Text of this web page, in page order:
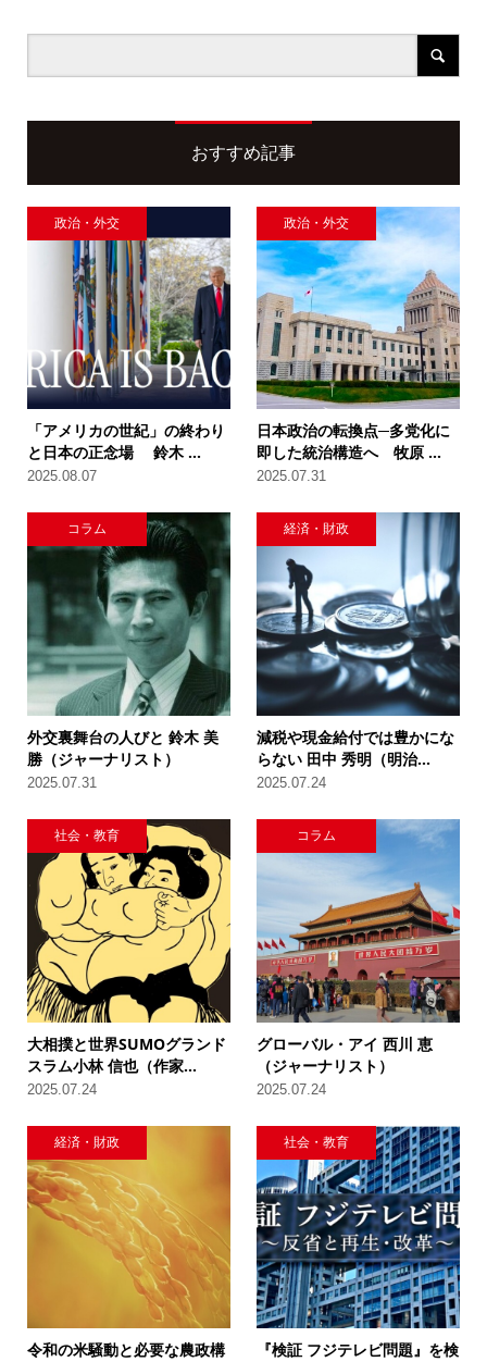
おすすめ記事
政治・外交
「アメリカの世紀」の終わり
と日本の正念場 鈴木 ...
2025.08.07
政治・外交
日本政治の転換点─多党化に
即した統治構造へ 牧原 ...
2025.07.31
コラム
外交裏舞台の人びと 鈴木 美
勝（ジャーナリスト）
2025.07.31
経済・財政
減税や現金給付では豊かにな
らない 田中 秀明（明治...
2025.07.24
社会・教育
大相撲と世界SUMOグランド
スラム小林 信也（作家...
2025.07.24
コラム
グローバル・アイ 西川 恵
（ジャーナリスト）
2025.07.24
経済・財政
令和の米騒動と必要な農政構
社会・教育
『検証 フジテレビ問題』を検